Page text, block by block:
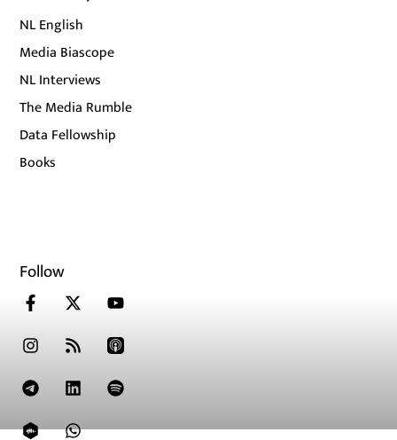
NL English
Media Biascope
NL Interviews
The Media Rumble
Data Fellowship
Books
Follow